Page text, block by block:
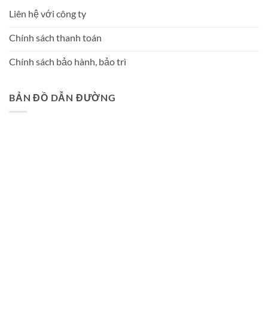
Liên hệ với công ty
Chính sách thanh toán
Chính sách bảo hành, bảo trì
BẢN ĐỒ DẪN ĐƯỜNG